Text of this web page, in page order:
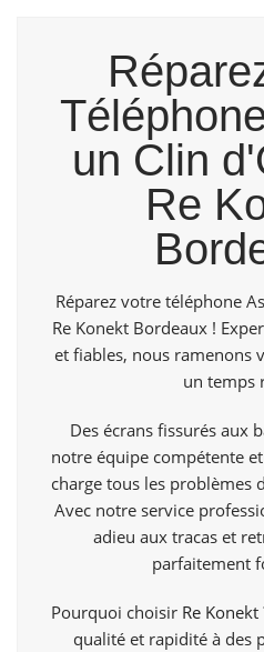
un Clin
Re
Réparez votre téléphone
Re Konekt Bordeaux !
et fiables, nous ramenons
un temps
Des écrans fissurés aux
notre équipe compétente
charge tous les problèmes
Avec notre service
adieu aux tracas et
parfaitement
Pourquoi choisir Re Konekt
qualité et rapidité à des